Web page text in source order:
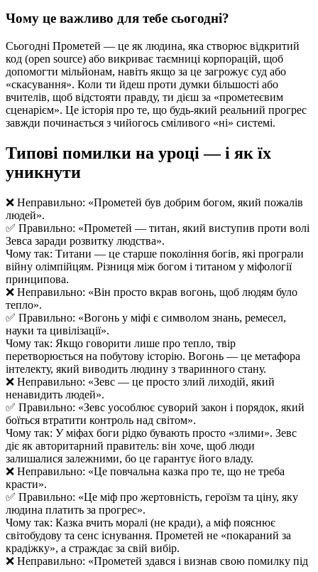
Чому це важливо для тебе сьогодні?
Сьогодні Прометей — це як людина, яка створює відкритий
код (open source) або викриває таємниці корпорацій, щоб
допомогти мільйонам, навіть якщо за це загрожує суд або
«скасування». Коли ти йдеш проти думки більшості або
вчителів, щоб відстояти правду, ти дієш за «прометеєвим
сценарієм». Це історія про те, що будь-який реальний прогрес
завжди починається з чийогось сміливого «ні» системі.
Типові помилки на уроці — і як їх
уникнути
❌ Неправильно: «Прометей був добрим богом, який пожалів
людей».
✅ Правильно: «Прометей — титан, який виступив проти волі
Зевса заради розвитку людства».
Чому так: Титани — це старше покоління богів, які програли
війну олімпійцям. Різниця між богом і титаном у міфології
принципова.
❌ Неправильно: «Він просто вкрав вогонь, щоб людям було
тепло».
✅ Правильно: «Вогонь у міфі є символом знань, ремесел,
науки та цивілізації».
Чому так: Якщо говорити лише про тепло, твір
перетворюється на побутову історію. Вогонь — це метафора
інтелекту, який виводить людину з тваринного стану.
❌ Неправильно: «Зевс — це просто злий лиходій, який
ненавидить людей».
✅ Правильно: «Зевс уособлює суворий закон і порядок, який
боїться втратити контроль над світом».
Чому так: У міфах боги рідко бувають просто «злими». Зевс
діє як авторитарний правитель: він хоче, щоб люди
залишалися залежними, бо це гарантує його владу.
❌ Неправильно: «Це повчальна казка про те, що не треба
красти».
✅ Правильно: «Це міф про жертовність, героїзм та ціну, яку
людина платить за прогрес».
Чому так: Казка вчить моралі (не кради), а міф пояснює
світобудову та сенс існування. Прометей не «покараний за
крадіжку», а страждає за свій вибір.
❌ Неправильно: «Прометей здався і визнав свою помилку під